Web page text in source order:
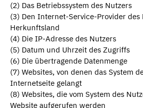
(2) Das Betriebssystem des Nutzers
(3) Den Internet-Service-Provider des
Herkunftsland
(4) Die IP-Adresse des Nutzers
(5) Datum und Uhrzeit des Zugriffs
(6) Die übertragende Datenmenge
(7) Websites, von denen das System
Internetseite gelangt
(8) Websites, die vom System des
Website aufgerufen werden